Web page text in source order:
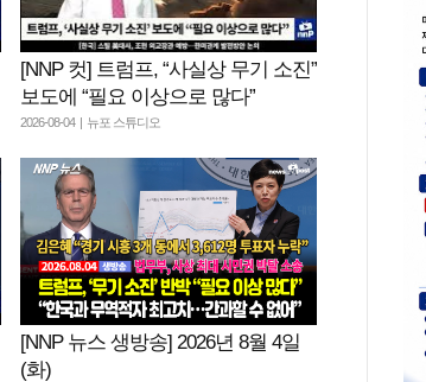
[NNP 컷] 트럼프, “사실상 무기 소진”
보도에 “필요 이상으로 많다”
2026-08-04 | 뉴포 스튜디오
[NNP 뉴스 생방송] 2026년 8월 4일
(화)